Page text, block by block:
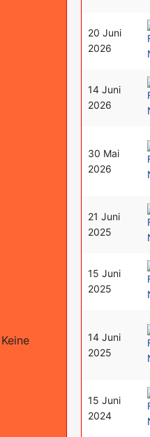
20 Juni
2026
14 Juni
2026
30 Mai
2026
21 Juni
2025
15 Juni
2025
14 Juni
2025
15 Juni
2024
Keine